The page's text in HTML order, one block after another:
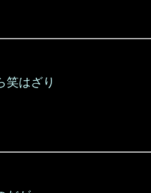
笑はざり